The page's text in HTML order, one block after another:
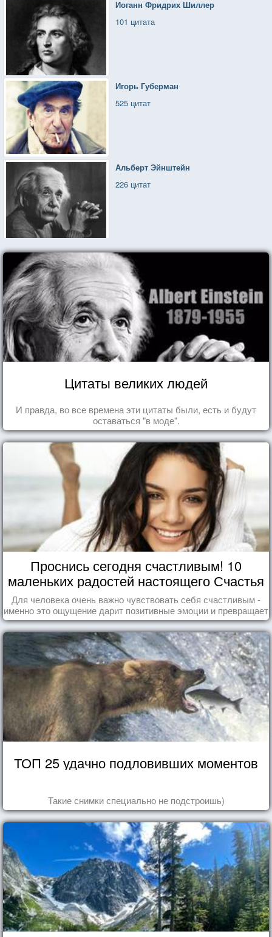
Иоганн Фридрих Шиллер
101 цитата
Игорь Губерман
525 цитат
Альберт Эйнштейн
226 цитат
Цитаты великих людей
И правда, во все времена эти цитаты были, есть и будут
оставаться "в моде".
Проснись сегодня счастливым! 10
маленьких радостей настоящего Счастья
Для человека очень важно чувствовать себя счастливым -
именно это ощущение дарит позитивные эмоции и превращает
каждый день в маленький праздник.
ТОП 25 удачно подловивших моментов
Такие снимки специально не подстроишь)